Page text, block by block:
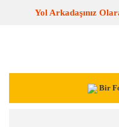
Yol Arkadaşınız
Bir